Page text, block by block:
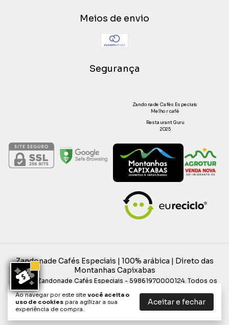
Ao navegar por este site você aceita o
uso de cookies para agilizar a sua
experiência de compra.
Aceitar e fechar
Meios de envio
Segurança
Zandonade Cafés Especiais
Melhor café
Restaurant Guru
2025
Zandonade Cafés Especiais | 100% arábica | Direto das
Montanhas Capixabas
©2026. Zandonade Cafés Especiais - 59861970000124. Todos os